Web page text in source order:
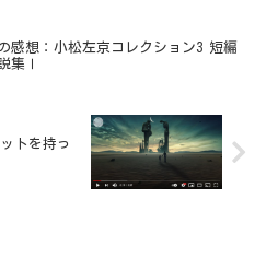
感想：小松左京コレクション3 短編
集Ⅰ
トを持っ